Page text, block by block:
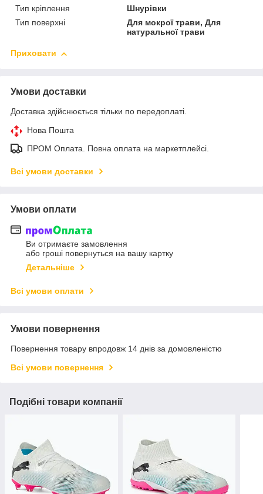
Тип кріплення
Шнурівки
Тип поверхні
Для мокрої трави, Для
натуральної трави
Приховати
Умови доставки
Доставка здійснюється тільки по передоплаті.
Нова Пошта
ПРОМ Оплата. Повна оплата на маркетплейсі.
Всі умови доставки
Умови оплати
Ви отримаєте замовлення
або гроші повернуться на вашу картку
Детальніше
Всі умови оплати
Умови повернення
Повернення товару впродовж 14 днів за домовленістю
Всі умови повернення
Подібні товари компанії